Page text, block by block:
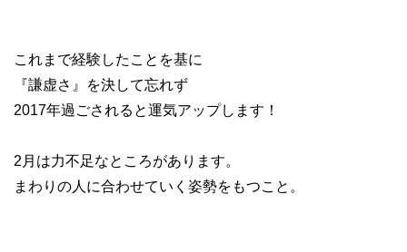
これまで経験したことを基に
『謙虚さ』を決して忘れず
2017年過ごされると運気アップします！
2月は力不足なところがあります。
まわりの人に合わせていく姿勢をもつこと。